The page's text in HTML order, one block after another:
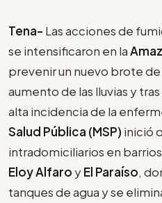
Tena- Las acciones de
se intensificaron en la
prevenir un nuevo brote de
aumento de las lluvias y
alta incidencia de la
Salud Pública (MSP) inició
intradomiciliarios en
Eloy Alfaro yEl Paraíso,
tanques de agua y se